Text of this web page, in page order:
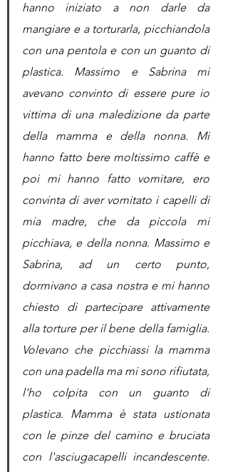
hanno iniziato a non darle da
mangiare e a torturarla, picchiandola
con una pentola e con un guanto di
plastica. Massimo e Sabrina mi
avevano convinto di essere pure io
vittima di una maledizione da parte
della mamma e della nonna. Mi
hanno fatto bere moltissimo caffè e
poi mi hanno fatto vomitare, ero
convinta di aver vomitato i capelli di
mia madre, che da piccola mi
picchiava, e della nonna. Massimo e
Sabrina, ad un certo punto,
dormivano a casa nostra e mi hanno
chiesto di partecipare attivamente
alla torture per il bene della famiglia.
Volevano che picchiassi la mamma
con una padella ma mi sono rifiutata,
l'ho colpita con un guanto di
plastica. Mamma è stata ustionata
con le pinze del camino e bruciata
con l'asciugacapelli incandescente.